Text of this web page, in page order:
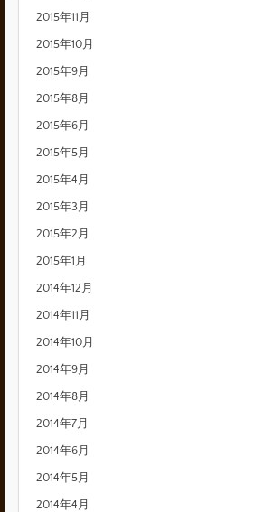
2015年11月
2015年10月
2015年9月
2015年8月
2015年6月
2015年5月
2015年4月
2015年3月
2015年2月
2015年1月
2014年12月
2014年11月
2014年10月
2014年9月
2014年8月
2014年7月
2014年6月
2014年5月
2014年4月